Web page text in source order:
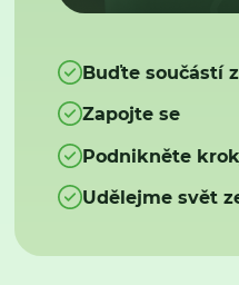
Buďte součástí
Zapojte se
Podnikněte
Udělejme svět